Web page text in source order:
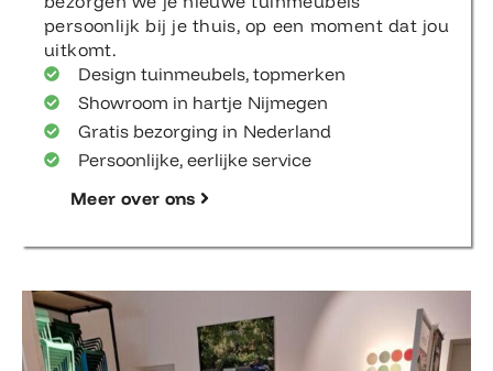
persoonlijk bij je thuis, op een moment dat jou
uitkomt.
Design tuinmeubels, topmerken
Showroom in hartje Nijmegen
Gratis bezorging in Nederland
Persoonlijke, eerlijke service
Meer over ons